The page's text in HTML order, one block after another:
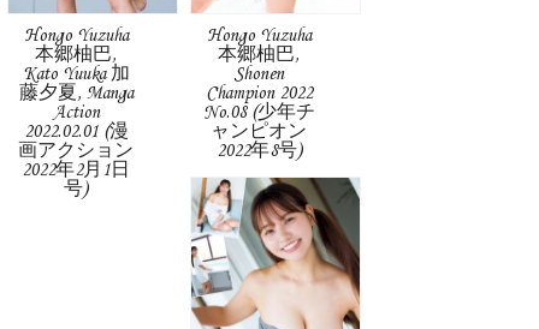
Hongo Yuzuha
本郷柚巴,
Kato Yuuka 加
藤夕夏, Manga
Action
2022.02.01 (漫
画アクション
2022年2月1日
号)
Hongo Yuzuha
本郷柚巴,
Shonen
Champion 2022
No.08 (少年チ
ャンピオン
2022年8号)